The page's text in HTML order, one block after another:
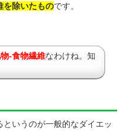
を除いたものです。
-食物繊維なわけね。知
いうのが一般的なダイエッ